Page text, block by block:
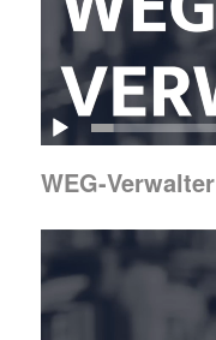
WEG-Verwalter